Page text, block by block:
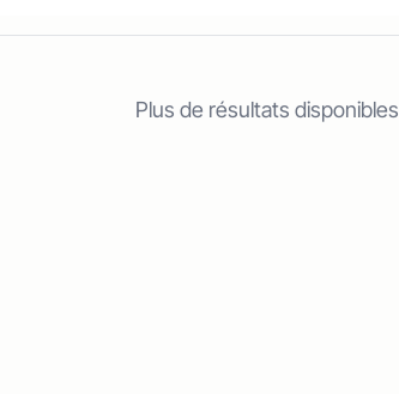
Plus de résultats disponibles